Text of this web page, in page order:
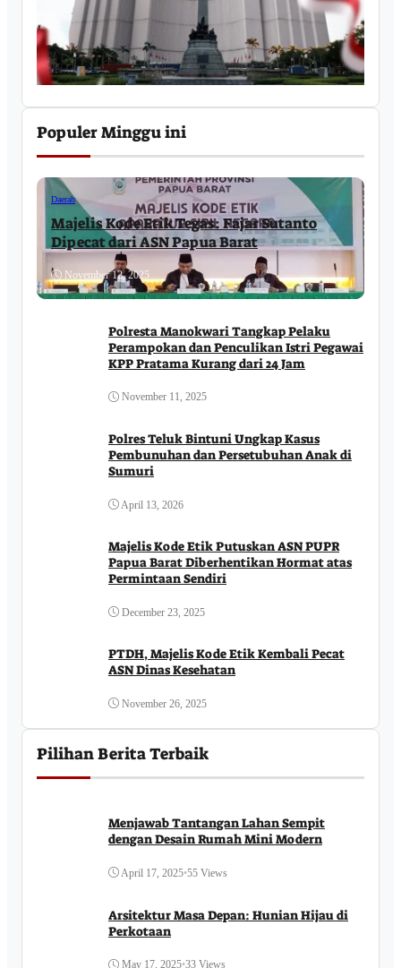
Populer Minggu ini
Daerah
Majelis Kode Etik Tegas: Fajar Sutanto
Dipecat dari ASN Papua Barat
November 12, 2025
Polresta Manokwari Tangkap Pelaku
Perampokan dan Penculikan Istri Pegawai
KPP Pratama Kurang dari 24 Jam
November 11, 2025
Polres Teluk Bintuni Ungkap Kasus
Pembunuhan dan Persetubuhan Anak di
Sumuri
April 13, 2026
Majelis Kode Etik Putuskan ASN PUPR
Papua Barat Diberhentikan Hormat atas
Permintaan Sendiri
December 23, 2025
PTDH, Majelis Kode Etik Kembali Pecat
ASN Dinas Kesehatan
November 26, 2025
Pilihan Berita Terbaik
Menjawab Tantangan Lahan Sempit
dengan Desain Rumah Mini Modern
April 17, 2025•55 Views
Arsitektur Masa Depan: Hunian Hijau di
Perkotaan
May 17, 2025•33 Views